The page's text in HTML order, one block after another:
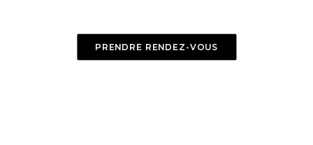
PRENDRE RENDEZ-VOUS